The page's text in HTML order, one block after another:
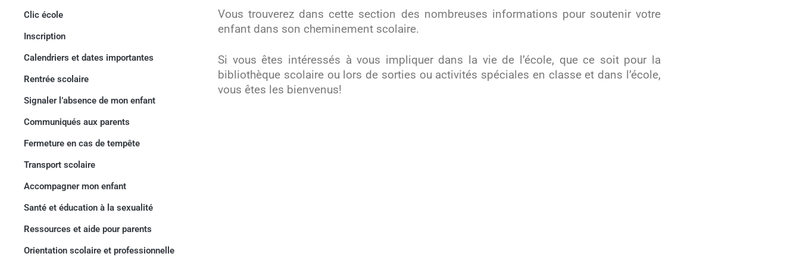
Clic école
Inscription
Calendriers et dates importantes
Rentrée scolaire
Signaler l’absence de mon enfant
Communiqués aux parents
Fermeture en cas de tempête
Transport scolaire
Accompagner mon enfant
Santé et éducation à la sexualité
Ressources et aide pour parents
Orientation scolaire et professionnelle
Vous trouverez dans cette section des nombreuses informations pour soutenir votre
enfant dans son cheminement scolaire.
Si vous êtes intéressés à vous impliquer dans la vie de l’école, que ce soit pour la
bibliothèque scolaire ou lors de sorties ou activités spéciales en classe et dans l’école,
vous êtes les bienvenus!